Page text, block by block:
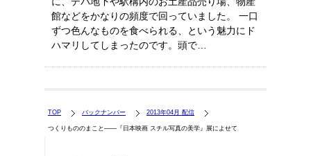
館などをかなりの頻度で回っていました。 一口
ずつ色んなものを食べられる、という魅力にド
ハマリしてしまったのです。頭で…
TOP バックナンバー 2013年04月 配信
つくりもののまこと――『日本映画 スチル写真の美学』展によせて